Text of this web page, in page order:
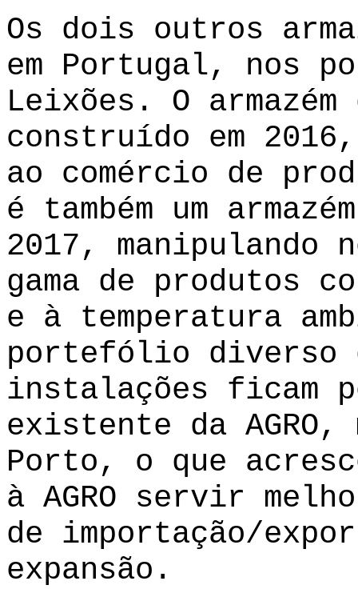
Os dois outros
em Portugal, nos
Leixões. O
construído em
ao comércio de
é também um
2017, manipulando
gama de produtos
e à temperatura
portefólio diverso
instalações ficam
existente da AGRO,
Porto, o que
à AGRO servir
de importação/
expansão.